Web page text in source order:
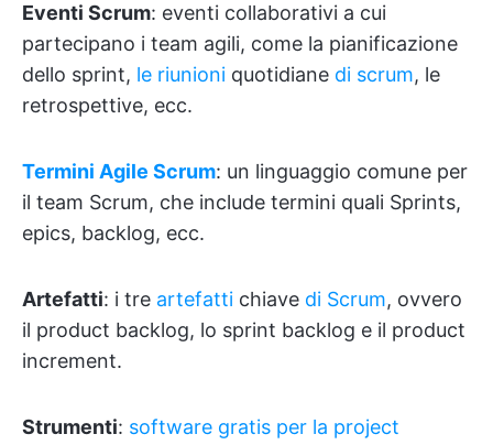
Eventi Scrum: eventi collaborativi a cui
partecipano i team agili, come la pianificazione
dello sprint, le riunioni quotidiane di scrum, le
retrospettive, ecc.
Termini Agile Scrum: un linguaggio comune per
il team Scrum, che include termini quali Sprints,
epics, backlog, ecc.
Artefatti: i tre artefatti chiave di Scrum, ovvero
il product backlog, lo sprint backlog e il product
increment.
Strumenti: software gratis per la project